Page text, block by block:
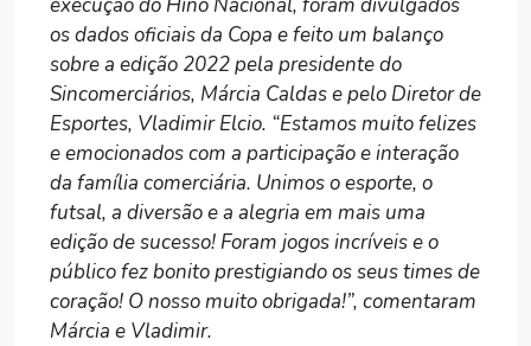
os dados oficiais da Copa e feito um balanço
sobre a edição 2022 pela presidente do
Sincomerciários, Márcia Caldas e pelo Diretor de
Esportes, Vladimir Elcio. “Estamos muito felizes
e emocionados com a participação e interação
da família comerciária. Unimos o esporte, o
futsal, a diversão e a alegria em mais uma
edição de sucesso! Foram jogos incríveis e o
público fez bonito prestigiando os seus times de
coração! O nosso muito obrigada!”, comentaram
Márcia e Vladimir.